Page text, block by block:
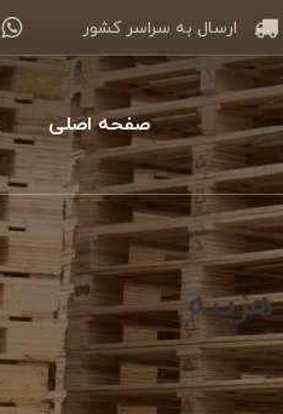
ارسال به سراسر کشور
صفحه اصلی